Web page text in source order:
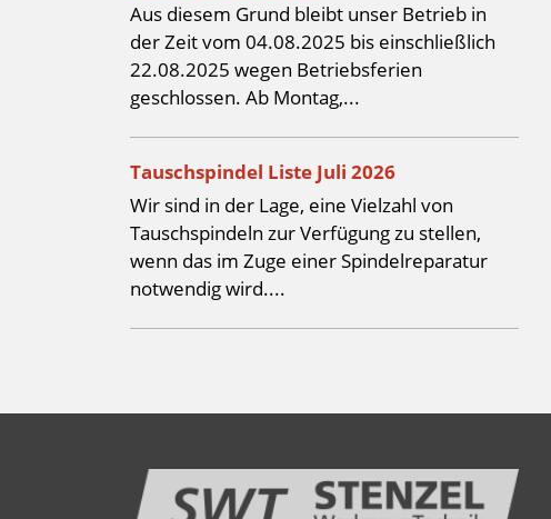
Aus diesem Grund bleibt unser Betrieb in
der Zeit vom 04.08.2025 bis einschließlich
22.08.2025 wegen Betriebsferien
geschlossen. Ab Montag,...
Tauschspindel Liste Juli 2026
Wir sind in der Lage, eine Vielzahl von
Tauschspindeln zur Verfügung zu stellen,
wenn das im Zuge einer Spindelreparatur
notwendig wird....